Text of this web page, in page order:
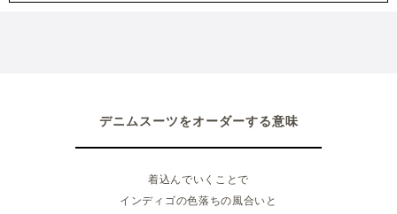
デニムスーツをオーダーする意味
着込んでいくことで
インディゴの色落ちの風合いと